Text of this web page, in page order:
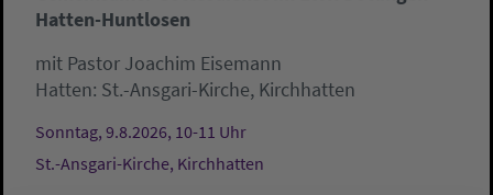
Hatten-Huntlosen
mit Pastor Joachim Eisemann
Hatten: St.-Ansgari-Kirche, Kirchhatten
Sonntag, 9.8.2026, 10-11 Uhr
St.-Ansgari-Kirche, Kirchhatten